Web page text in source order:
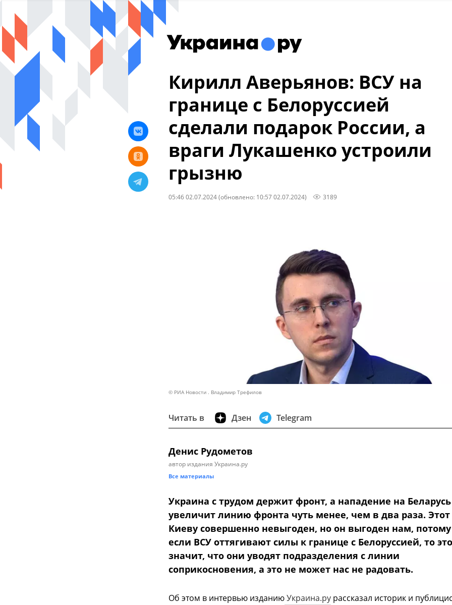
Кирилл Аверьянов: ВСУ на
границе с Белоруссией
сделали подарок России, а
враги Лукашенко устроили
грызню
05:46 02.07.2024(обновлено: 10:57 02.07.2024) 3189
© РИА Новости . Владимир Трефилов
Читать в Дзен Telegram
Денис Рудометов
автор издания Украина.ру
Все материалы
Украина с трудом держит фронт, а нападение на Беларусь
увеличит линию фронта чуть менее, чем в два раза.
Киеву совершенно невыгоден, но он выгоден нам,
если ВСУ оттягивают силы к границе с Белоруссией, то это
значит, что они уводят подразделения с линии
соприкосновения, а это не может нас не радовать.
Об этом в интервью изданиюУкраина.ру рассказал историк и